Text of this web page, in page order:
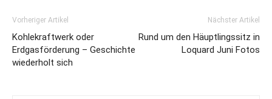
Vorheriger Artikel
Kohlekraftwerk oder
Erdgasförderung – Geschichte
wiederholt sich
Nächster Artikel
Rund um den Häuptlingssitz in
Loquard Juni Fotos